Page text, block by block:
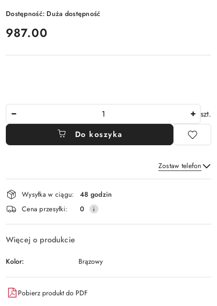
Dostępność: Duża dostępność
cena:
987.00
szt.
Do koszyka
Zostaw telefon
Wyślij
Dostępność
i
dostawa
Wysyłka w ciągu:
48 godzin
Cena przesyłki:
0
Więcej o produkcie
Kolor: Brązowy
Pobierz produkt do PDF